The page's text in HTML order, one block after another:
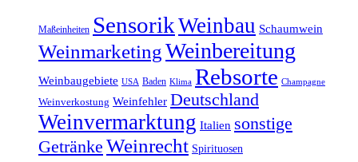
Maßeinheiten SensorikWeinbau Schaumwein
WeinmarketingWeinbereitung
Weinbaugebiete USA Baden Klima Rebsorte Champagne
Weinverkostung Weinfehler Deutschland
Weinvermarktung Italien sonstige
Getränke Weinrecht Spirituosen